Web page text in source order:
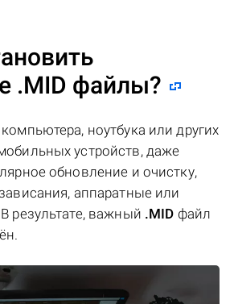
.MID файлы?
ноутбука или других
устройств, даже
обновление и очистку,
аппаратные или
результате, важный .MID файл